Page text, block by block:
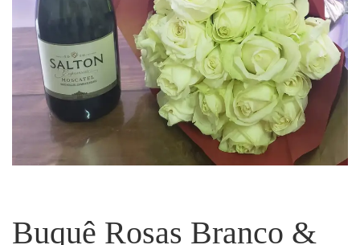
Buquê Rosas Branco &